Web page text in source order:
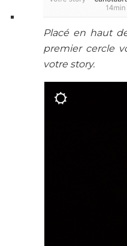
Placé en haut
premier cercle
votre story.